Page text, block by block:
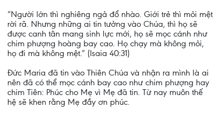
“Người lớn thì nghiêng ngả đổ nhào. Giới trẻ thì mỏi mệt
rời rã. Nhưng những ai tin tưởng vào Chúa, thì họ sẽ
được canh tân mang sinh lực mới, họ sẽ mọc cánh như
chim phượng hoàng bay cao. Họ chạy mà không mỏi,
họ đi mà không mệt.” (Isaia 40:31)
Đức Maria đã tin vào Thiên Chúa và nhận ra mình là ai
nên đã có thể mọc cánh bay cao như chim phượng hay
chim Tiên: Phúc cho Mẹ vì Mẹ đã tin. Từ nay muôn thế
hệ sẽ khen rằng Mẹ đầy ơn phúc.